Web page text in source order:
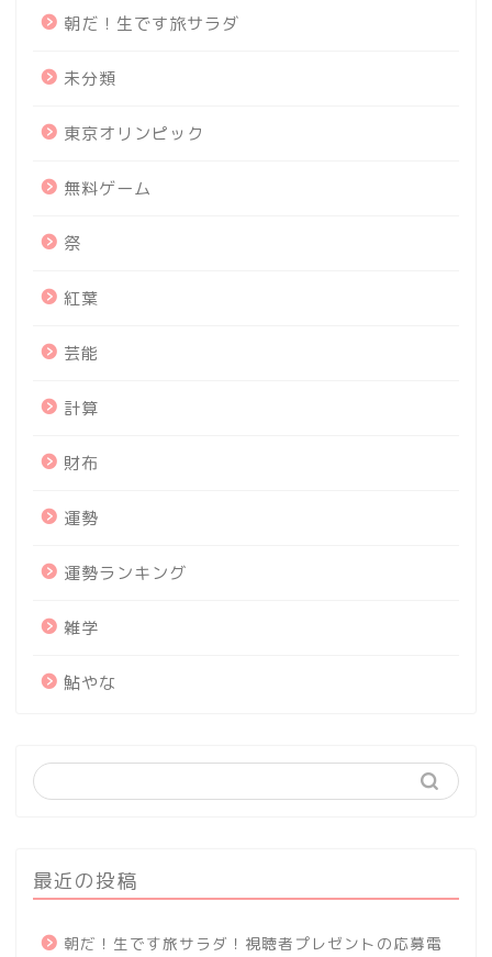
朝だ！生です旅サラダ
未分類
東京オリンピック
無料ゲーム
祭
紅葉
芸能
計算
財布
運勢
運勢ランキング
雑学
鮎やな
最近の投稿
朝だ！生です旅サラダ！視聴者プレゼントの応募電